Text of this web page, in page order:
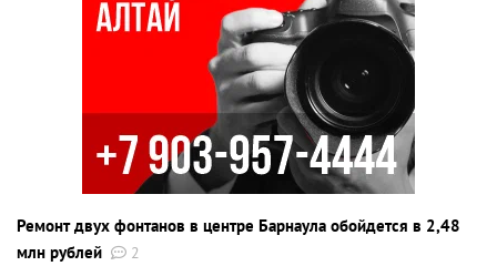
Ремонт двух фонтанов в центре Барнаула обойдется в 2,48
млн рублей
2